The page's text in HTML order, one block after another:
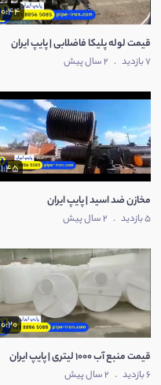
0:44
قیمت لوله پلیکا فاضلابی | پایپ ایران
7 بازدید . 2 سال پیش
1:45
مخازن ضد اسید | پایپ ایران
5 بازدید . 2 سال پیش
0:20
قیمت منبع آب 1000 لیتری | پایپ ایران
6 بازدید . 2 سال پیش